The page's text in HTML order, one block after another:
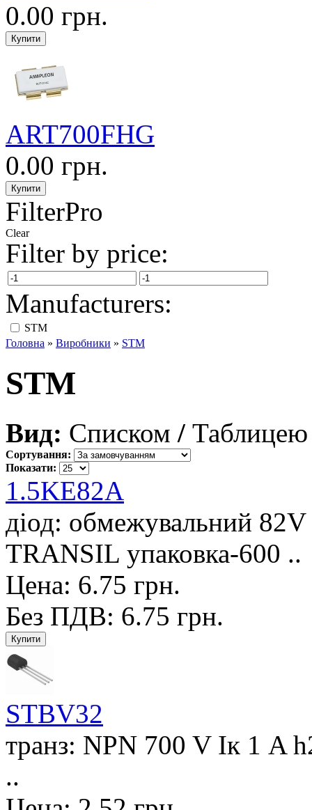
0.00 грн.
ART700FHG
0.00 грн.
FilterPro
Clear
Filter by price:
Manufacturers:
STM
Головна » Виробники » STM
STM
Вид: Списком / Таблицею
Сортування:
Показати:
1.5KE82A
діод: обмежувальний
TRANSIL упаковка-600 ..
Цена: 6.75 грн.
Без ПДВ: 6.75 грн.
STBV32
транз: NPN 700 V Iк 1 A
..